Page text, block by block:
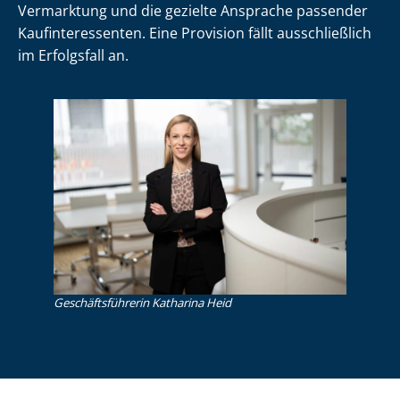
Vermarktung und die gezielte Ansprache passender
Kauf­in­ter­es­sen­ten. Eine Provision fällt ausschließlich
im Erfolgsfall an.
Ge­schäfts­füh­re­rin Katharina Heid